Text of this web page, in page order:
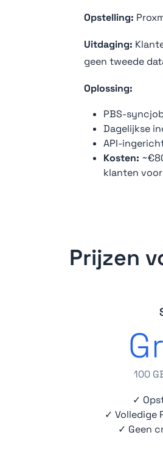
Opstelling:
Uitdaging:
geen tweede
Oplossing:
PBS-
Dagelijkse
API-
Kosten:
klanten
Prijzen
100
✓
✓ Volledige
✓ Geen